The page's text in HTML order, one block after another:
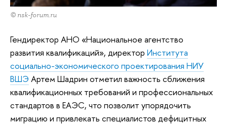
© nsk-forum.ru
Гендиректор АНО «Национальное агентство
развития квалификаций», директор Института
социально-экономического проектирования НИУ
ВШЭ Артем Шадрин отметил важность сближения
квалификационных требований и профессиональных
стандартов в ЕАЭС, что позволит упорядочить
миграцию и привлекать специалистов дефицитных